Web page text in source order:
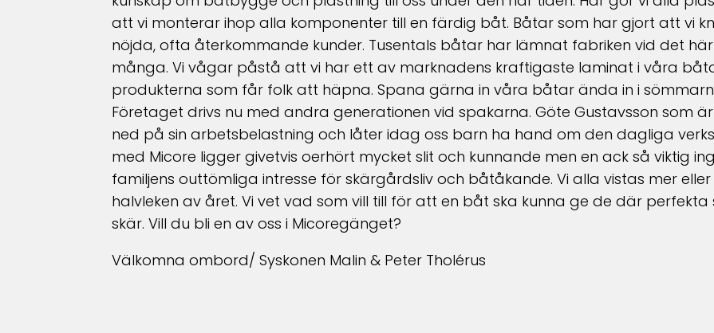
att vi monterar ihop alla komponenter till en färdig båt. Båtar som har gjort att vi
nöjda, ofta återkommande kunder. Tusentals båtar har lämnat fabriken vid det
många. Vi vågar påstå att vi har ett av marknadens kraftigaste laminat i våra
produkterna som får folk att häpna. Spana gärna in våra båtar ända in i
Företaget drivs nu med andra generationen vid spakarna. Göte Gustavsson som
ned på sin arbetsbelastning och låter idag oss barn ha hand om den dagliga
med Micore ligger givetvis oerhört mycket slit och kunnande men en ack så viktig
familjens outtömliga intresse för skärgårdsliv och båtåkande. Vi alla vistas mer
halvleken av året. Vi vet vad som vill till för att en båt ska kunna ge de där
skär. Vill du bli en av oss i Micoregänget?
Välkomna ombord/ Syskonen Malin & Peter Tholérus